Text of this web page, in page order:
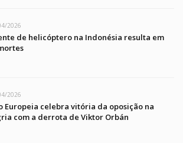
2026
de helicóptero na Indonésia resulta em
2026
Europeia celebra vitória da oposição na
com a derrota de Viktor Orbán